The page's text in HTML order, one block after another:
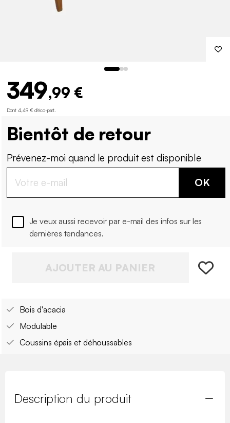
349,99 €
Dont 4,49 € d'éco-part
Bientôt de retour
Prévenez-moi quand le produit est disponible
OK
Je veux aussi recevoir par e-mail des infos sur les
dernières tendances.
AJOUTER AU PANIER
Bois d'acacia
Modulable
Coussins épais et déhoussables
Description du produit